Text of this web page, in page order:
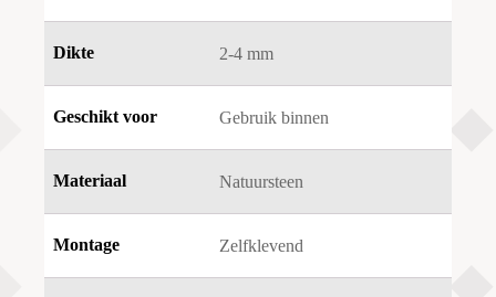
Dikte 2-4 mm
Geschikt voor Gebruik binnen
Materiaal Natuursteen
Montage Zelfklevend